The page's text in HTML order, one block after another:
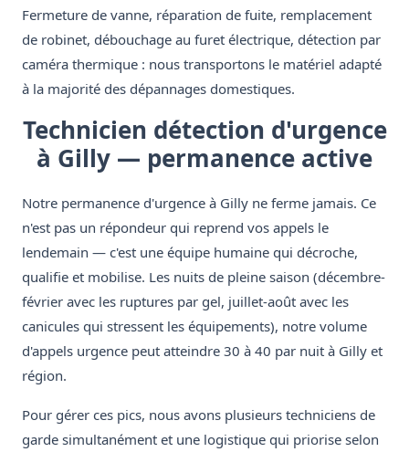
Fermeture de vanne, réparation de fuite, remplacement
de robinet, débouchage au furet électrique, détection par
caméra thermique : nous transportons le matériel adapté
à la majorité des dépannages domestiques.
Technicien détection d'urgence
à Gilly — permanence active
Notre permanence d'urgence à Gilly ne ferme jamais. Ce
n'est pas un répondeur qui reprend vos appels le
lendemain — c'est une équipe humaine qui décroche,
qualifie et mobilise. Les nuits de pleine saison (décembre-
février avec les ruptures par gel, juillet-août avec les
canicules qui stressent les équipements), notre volume
d'appels urgence peut atteindre 30 à 40 par nuit à Gilly et
région.
Pour gérer ces pics, nous avons plusieurs techniciens de
garde simultanément et une logistique qui priorise selon